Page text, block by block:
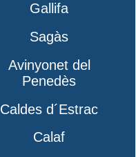
Gallifa
Sagàs
Avinyonet del
Penedès
Caldes d´Estrac
Calaf